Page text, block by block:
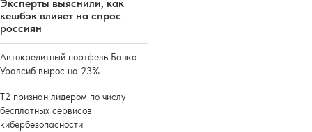
Эксперты выяснили, как
кешбэк влияет на спрос
россиян
Автокредитный портфель Банка
Уралсиб вырос на 23%
Т2 признан лидером по числу
бесплатных сервисов
кибербезопасности